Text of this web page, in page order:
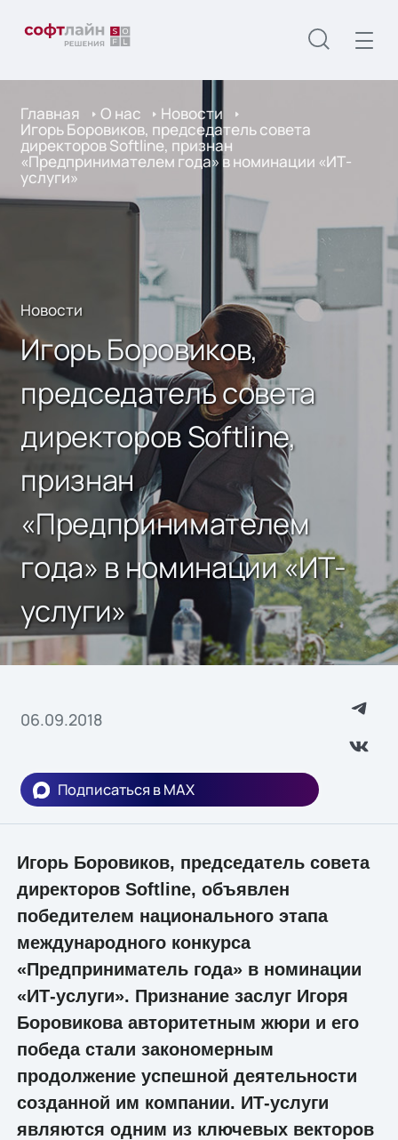
Главная О нас Новости
Игорь Боровиков, председатель совета
директоров Softline, признан
«Предпринимателем года» в номинации «ИТ-
услуги»
Новости
Игорь Боровиков,
председатель совета
директоров Softline,
признан
«Предпринимателем
года» в номинации «ИТ-
услуги»
06.09.2018
Подписаться в MAX
Игорь Боровиков, председатель совета
директоров Softline, объявлен
победителем национального этапа
международного конкурса
«Предприниматель года» в номинации
«ИТ-услуги». Признание заслуг Игоря
Боровикова авторитетным жюри и его
победа стали закономерным
продолжение успешной деятельности
созданной им компании. ИТ-услуги
являются одним из ключевых векторов